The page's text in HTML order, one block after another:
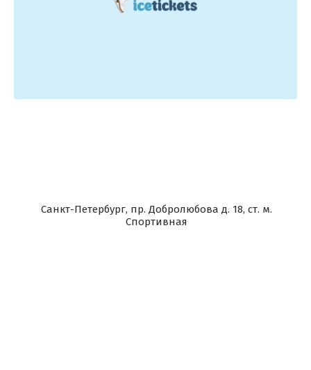
Санкт-Петербург, пр. Добролюбова д. 18, ст. м.
Спортивная